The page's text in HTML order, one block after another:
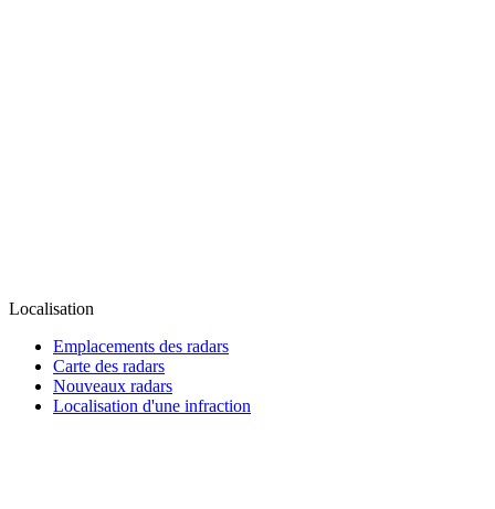
Localisation
Emplacements des radars
Carte des radars
Nouveaux radars
Localisation d'une infraction